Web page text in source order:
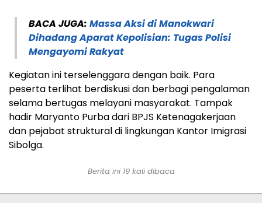
BACA JUGA: Massa Aksi di Manokwari
Dihadang Aparat Kepolisian: Tugas Polisi
Mengayomi Rakyat
Kegiatan ini terselenggara dengan baik. Para
peserta terlihat berdiskusi dan berbagi pengalaman
selama bertugas melayani masyarakat. Tampak
hadir Maryanto Purba dari BPJS Ketenagakerjaan
dan pejabat struktural di lingkungan Kantor Imigrasi
Sibolga.
Berita ini 19kali dibaca